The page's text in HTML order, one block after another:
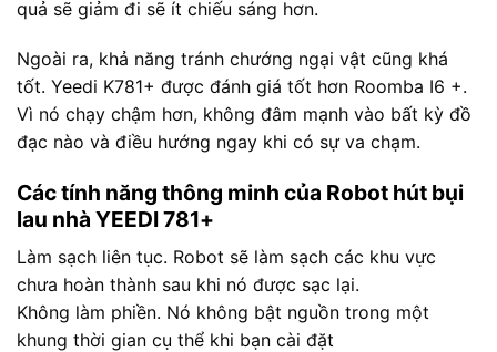
quả sẽ giảm đi sẽ ít chiếu sáng hơn.
Ngoài ra, khả năng tránh chướng ngại vật cũng khá
tốt. Yeedi K781+ được đánh giá tốt hơn Roomba I6 +.
Vì nó chạy chậm hơn, không đâm mạnh vào bất kỳ đồ
đạc nào và điều hướng ngay khi có sự va chạm.
Các tính năng thông minh của Robot hút bụi
lau nhà YEEDI 781+
Làm sạch liên tục. Robot sẽ làm sạch các khu vực
chưa hoàn thành sau khi nó được sạc lại.
Không làm phiền. Nó không bật nguồn trong một
khung thời gian cụ thể khi bạn cài đặt